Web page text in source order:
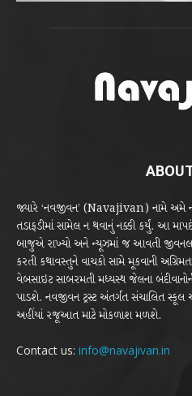
જ્યારે ‘નવજીવન’ (Navajivan) નામે અમે
તડાફડીમાં સામેલ ન થવાનું નક્કી કર્યું. આ
બાજુએ રાખ્યો અને ન્યૂઝમાં જ આવતી
કરતી કથાવસ્તુને વાચકો સામે મૂકવાની
વેબસાઇટ સાબરમતી મધ્યસ્થ જેલના
પાડશે. નવજીવન ટ્રસ્ટ અંતર્ગત સંચાલિત સ્કૂલ
અહીંયાં રજૂઆત માટે મોકળાશ મળશે.
Contact us: info@navajivan.in